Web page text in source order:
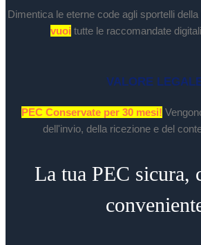
Dimentica le eterne code agli sportelli
vuoi tutte le raccomandate
VALORE
PEC Conservate per 30 mesi!
dell'invio, della ricezione e del
La tua PEC sicura,